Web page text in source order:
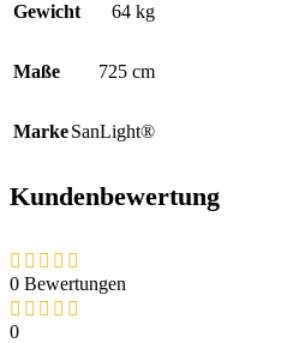
Gewicht 64 kg
Maße 725 cm
MarkeSanLight®
Kundenbewertung
0 Bewertungen
0